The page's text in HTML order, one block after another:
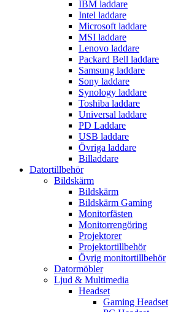
IBM laddare
Intel laddare
Microsoft laddare
MSI laddare
Lenovo laddare
Packard Bell laddare
Samsung laddare
Sony laddare
Synology laddare
Toshiba laddare
Universal laddare
PD Laddare
USB laddare
Övriga laddare
Billaddare
Datortillbehör
Bildskärm
Bildskärm
Bildskärm Gaming
Monitorfästen
Monitorrengöring
Projektorer
Projektortillbehör
Övrig monitortillbehör
Datormöbler
Ljud & Multimedia
Headset
Gaming Headset